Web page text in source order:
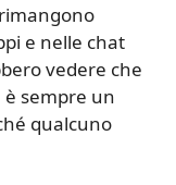
e nelle chat
vedere che
sempre un
qualcuno